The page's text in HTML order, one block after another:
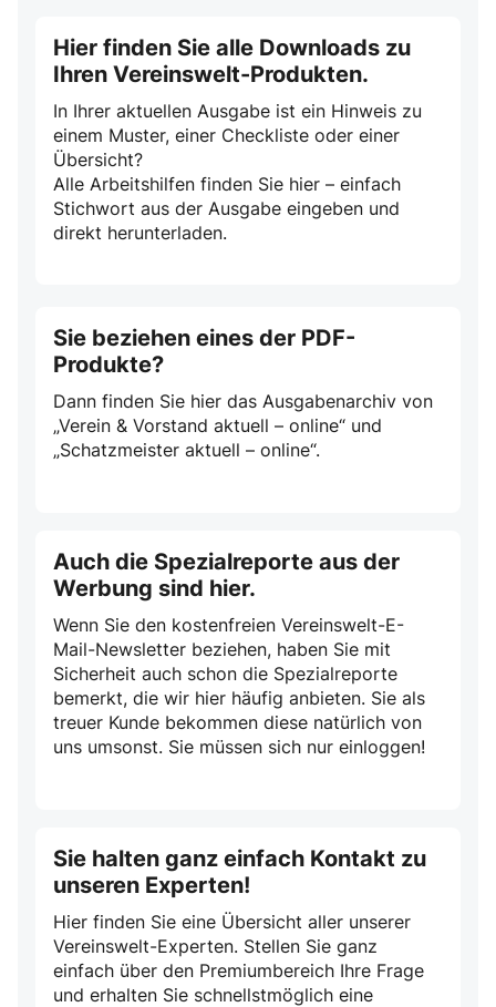
Hier finden Sie alle Downloads zu
Ihren Vereinswelt-Produkten.
In Ihrer aktuellen Ausgabe ist ein Hinweis zu
einem Muster, einer Checkliste oder einer
Übersicht?
Alle Arbeitshilfen finden Sie hier – einfach
Stichwort aus der Ausgabe eingeben und
direkt herunterladen.
Sie beziehen eines der PDF-
Produkte?
Dann finden Sie hier das Ausgabenarchiv von
„Verein & Vorstand aktuell – online“ und
„Schatzmeister aktuell – online“.
Auch die Spezialreporte aus der
Werbung sind hier.
Wenn Sie den kostenfreien Vereinswelt-E-
Mail-Newsletter beziehen, haben Sie mit
Sicherheit auch schon die Spezialreporte
bemerkt, die wir hier häufig anbieten. Sie als
treuer Kunde bekommen diese natürlich von
uns umsonst. Sie müssen sich nur einloggen!
Sie halten ganz einfach Kontakt zu
unseren Experten!
Hier finden Sie eine Übersicht aller unserer
Vereinswelt-Experten. Stellen Sie ganz
einfach über den Premiumbereich Ihre Frage
und erhalten Sie schnellstmöglich eine